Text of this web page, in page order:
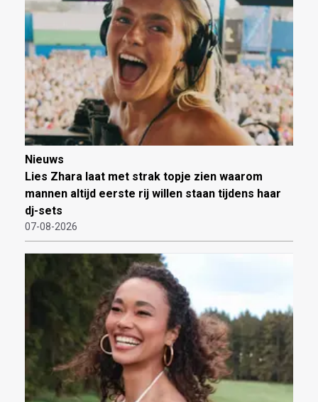
Nieuws
Lies Zhara laat met strak topje zien waarom
mannen altijd eerste rij willen staan tijdens haar
dj-sets
07-08-2026